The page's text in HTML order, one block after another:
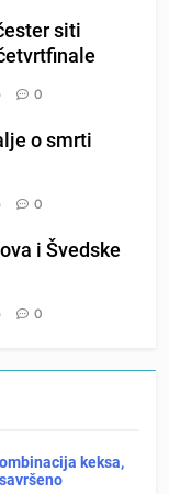
siti
0
o smrti
0
i Švedske
0
keksa,